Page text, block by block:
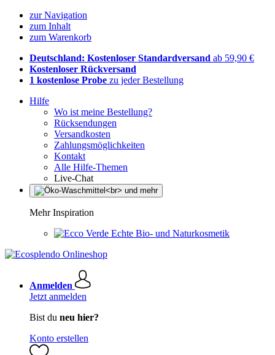
zur Navigation
zum Inhalt
zum Warenkorb
Deutschland: Kostenloser Standardversand ab 59,90 €
Kostenloser Rückversand
1 kostenlose Probe zu jeder Bestellung
Hilfe
Wo ist meine Bestellung?
Rücksendungen
Versandkosten
Zahlungsmöglichkeiten
Kontakt
Alle Hilfe-Themen
Live-Chat
Mehr Inspiration
Echte Bio- und Naturkosmetik
Anmelden
Jetzt anmelden
Bist du neu hier?
Konto erstellen